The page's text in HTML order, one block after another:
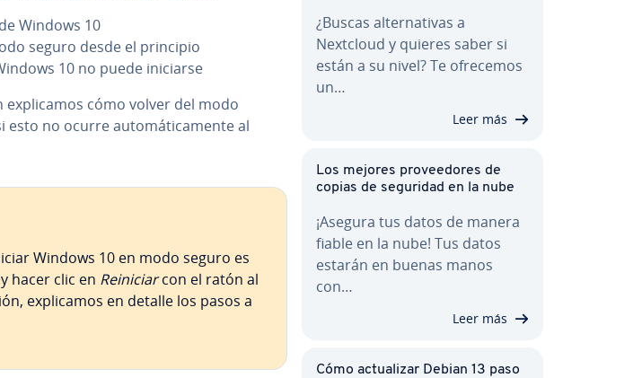
Windows 10
seguro desde el principio
10 no puede iniciarse
cómo volver del modo
esto no ocurre au­to­má­ti­ca­me­n­te al
Windows 10 en modo seguro es
hacer clic en Reiniciarcon el ratón al
ex­pli­ca­mos en detalle los pasos a
¿Buscas al­te­r­na­ti­vas a
Nextcloud y quieres saber si
están a su nivel? Te ofrecemos
un…
Leer más
Los mejores pro­vee­do­res de
copias de seguridad en la nube
¡Asegura tus datos de manera
fiable en la nube! Tus datos
estarán en buenas manos
con…
Leer más
Cómo ac­tua­li­zar Debian 13 paso